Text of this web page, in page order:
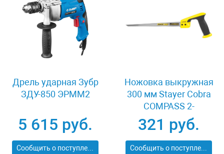
Дрель ударная Зубр
ЗДУ-850 ЭРММ2
5 615 руб.
Сообщить о поступлении
Ножовка выкружная
300 мм Stayer Cobra
COMPASS 2-
15087_z02
321 руб.
Сообщить о поступлении